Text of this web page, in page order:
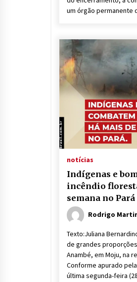
um órgão permanente
notícias
Indígenas e
incêndio
semana no Pará
Rodrigo
Texto:Juliana
de grandes
Anambé, em Moju, na
Conforme apurado
última segunda-feira